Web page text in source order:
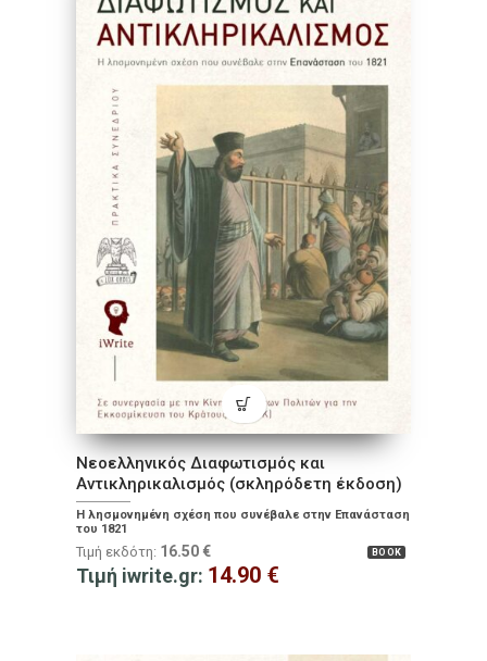
Νεοελληνικός Διαφωτισμός και
Αντικληρικαλισμός (σκληρόδετη έκδοση)
Η λησμονημένη σχέση που συνέβαλε στην Επανάσταση
του 1821
BOOK
Τιμή εκδότη: 16.50 €
Τιμή iwrite.gr: 14.90 €